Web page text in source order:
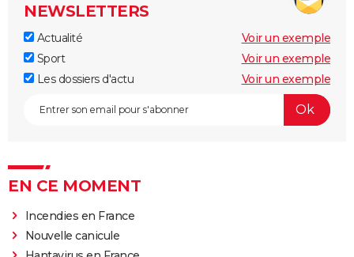
NEWSLETTERS
Actualité
Voir un exemple
Sport
Voir un exemple
Les dossiers d'actu
Voir un exemple
EN CE MOMENT
Incendies en France
Nouvelle canicule